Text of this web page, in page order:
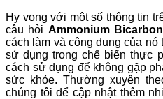
Hy vọng với một số thông tin
câu hỏi Ammonium
cách làm và công dụng của
sử dụng trong chế biến thực
cách sử dụng để không gặp
sức khỏe. Thường xuyên
chúng tôi để cập nhật thêm